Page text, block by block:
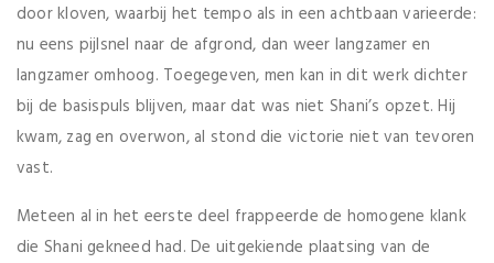
door kloven, waarbij het tempo als in een achtbaan varieerde:
nu eens pijlsnel naar de afgrond, dan weer langzamer en
langzamer omhoog. Toegegeven, men kan in dit werk dichter
bij de basispuls blijven, maar dat was niet Shani’s opzet. Hij
kwam, zag en overwon, al stond die victorie niet van tevoren
vast.
Meteen al in het eerste deel frappeerde de homogene klank
die Shani gekneed had. De uitgekiende plaatsing van de